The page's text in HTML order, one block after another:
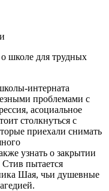
школе для трудных
интерната
проблемами с
асоциальное
столкнуться с
приехали снимать
узнать о закрытии
пытается
Шая, чьи душевные